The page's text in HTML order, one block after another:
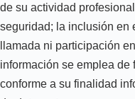
de su actividad
seguridad; la inclusión en
llamada ni participación
información se emplea de
conforme a su finalidad